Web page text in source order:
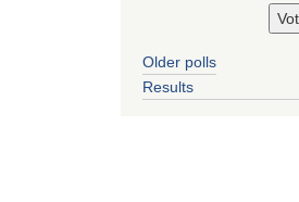
Older polls
Results